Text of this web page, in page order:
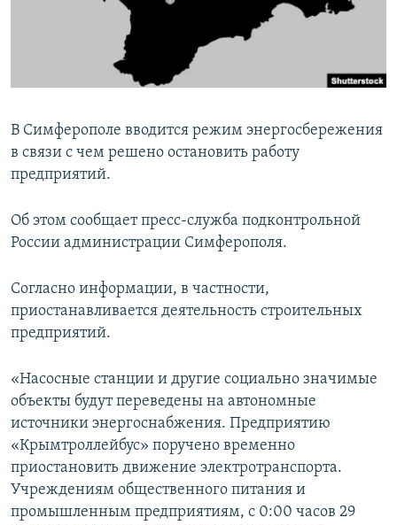
ПОБЕДИТЕЛЕЙ НЕ СУДЯТ?
КРЫМ.НЕПОКОРЕННЫЙ
Все сайты RFE/RL
В Симферополе вводится режим энергосбережения
в связи с чем решено остановить работу
предприятий.
Об этом сообщает пресс-служба подконтрольной
России администрации Симферополя.
Согласно информации, в частности,
приостанавливается деятельность строительных
предприятий.
«Насосные станции и другие социально значимые
объекты будут переведены на автономные
источники энергоснабжения. Предприятию
«Крымтроллейбус» поручено временно
приостановить движение электротранспорта.
Учреждениям общественного питания и
промышленным предприятиям, с 0:00 часов 29